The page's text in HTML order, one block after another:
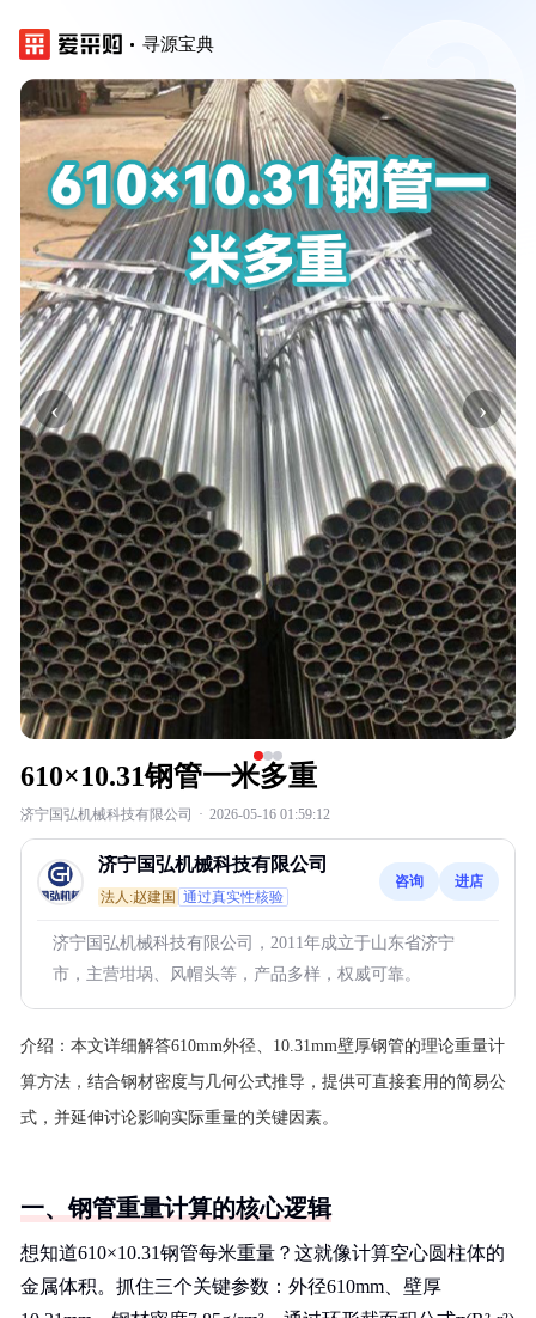
寻源宝典
‹ ›
610×10.31钢管一米多重
济宁国弘机械科技有限公司 · 2026-05-16 01:59:12
济宁国弘机械科技有限公司
法人:赵建国 通过真实性核验
咨询 进店
济宁国弘机械科技有限公司，2011年成立于山东省济宁
市，主营坩埚、风帽头等，产品多样，权威可靠。
介绍： 本文详细解答610mm外径、10.31mm壁厚钢管的理论重量计
算方法，结合钢材密度与几何公式推导，提供可直接套用的简易公
式，并延伸讨论影响实际重量的关键因素。
一、钢管重量计算的核心逻辑
想知道610×10.31钢管每米重量？这就像计算空心圆柱体的
金属体积。抓住三个关键参数：外径610mm、壁厚